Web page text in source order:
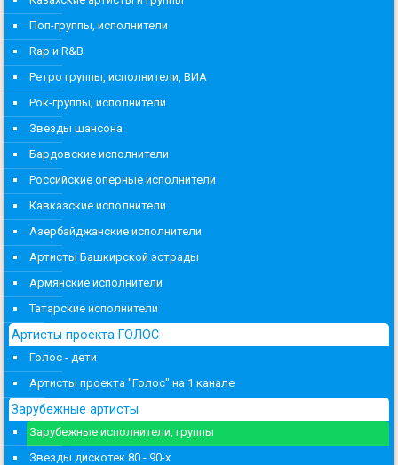
Поп-группы, исполнители
Rap и R&B
Ретро группы, исполнители, ВИА
Рок-группы, исполнители
Звезды шансона
Бардовские исполнители
Российские оперные исполнители
Кавказские исполнители
Азербайджанские исполнители
Артисты Башкирской эстрады
Армянские исполнители
Татарские исполнители
Артисты проекта ГОЛОС
Голос - дети
Артисты проекта "Голос" на 1 канале
Зарубежные артисты
Зарубежные исполнители, группы
Звезды дискотек 80 - 90-х